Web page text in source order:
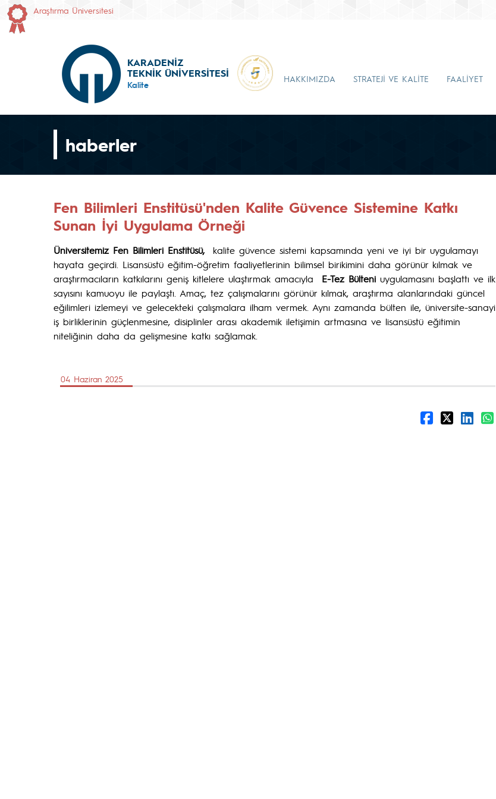
Araştırma Üniversitesi
KARADENİZ
TEKNİK ÜNİVERSİTESİ
Kalite
HAKKIMIZDA STRATEJİ VE KALİTE FAALİYET
haberler
Fen Bilimleri Enstitüsü'nden Kalite Güvence Sistemine Katkı
Sunan İyi Uygulama Örneği
Üniversitemiz Fen Bilimleri Enstitüsü, kalite güvence sistemi kapsamında yeni ve iyi bir uygulamayı
hayata geçirdi. Lisansüstü eğitim-öğretim faaliyetlerinin bilimsel birikimini daha görünür kılmak ve
araştırmacıların katkılarını geniş kitlelere ulaştırmak amacıyla E-Tez Bülteni uygulamasını başlattı ve ilk
sayısını kamuoyu ile paylaştı. Amaç, tez çalışmalarını görünür kılmak, araştırma alanlarındaki güncel
eğilimleri izlemeyi ve gelecekteki çalışmalara ilham vermek. Aynı zamanda bülten ile, üniversite-sanayi
iş birliklerinin güçlenmesine, disiplinler arası akademik iletişimin artmasına ve lisansüstü eğitimin
niteliğinin daha da gelişmesine katkı sağlamak.
04 Haziran 2025